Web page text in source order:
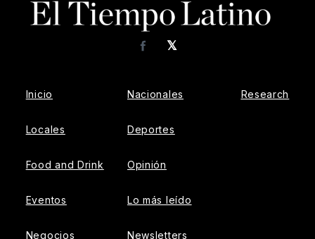
𝕏
Facebook
Inicio
Locales
Food and Drink
Eventos
Negocios
Nacionales
Deportes
Opinión
Lo más leído
Newsletters
Research